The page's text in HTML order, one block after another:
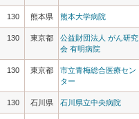
130 熊本県 熊本大学病院
130 東京都
公益財団法人 がん研究
会 有明病院
130 東京都
市立青梅総合医療セン
ター
130 石川県 石川県立中央病院